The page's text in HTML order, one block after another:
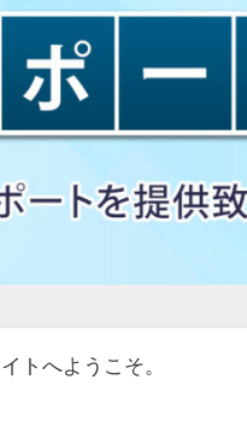
トへようこそ。